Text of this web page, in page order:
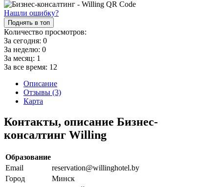
Нашли ошибку?
Поднять в топ
Количество просмотров:
За сегодня: 0
За неделю: 0
За месяц: 1
За все время: 12
Описание
Отзывы (3)
Карта
Контакты, описание Бизнес-
консалтинг Willing
Образование
Email
reservation@willinghotel.by
Город
Минск